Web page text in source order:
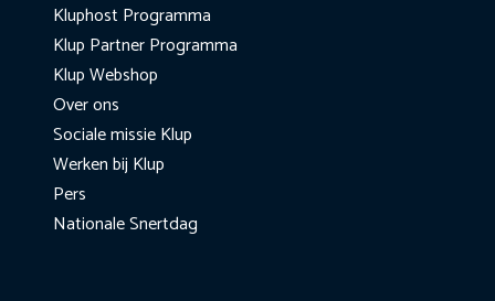
Kluphost Programma
Klup Partner Programma
Klup Webshop
Over ons
Sociale missie Klup
Werken bij Klup
Pers
Nationale Snertdag